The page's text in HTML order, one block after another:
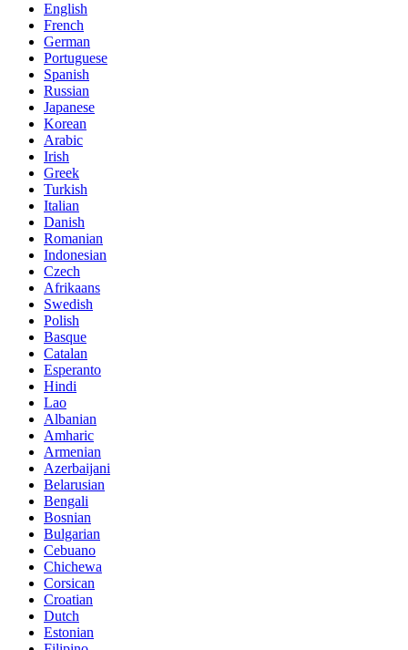
English
French
German
Portuguese
Spanish
Russian
Japanese
Korean
Arabic
Irish
Greek
Turkish
Italian
Danish
Romanian
Indonesian
Czech
Afrikaans
Swedish
Polish
Basque
Catalan
Esperanto
Hindi
Lao
Albanian
Amharic
Armenian
Azerbaijani
Belarusian
Bengali
Bosnian
Bulgarian
Cebuano
Chichewa
Corsican
Croatian
Dutch
Estonian